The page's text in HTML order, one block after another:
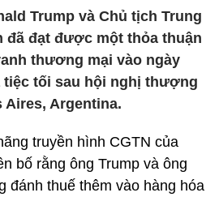
Trump và Chủ tịch Trung
đã đạt được một thỏa thuận
thương mại vào ngày
tiệc tối sau hội nghị thượng
Aires, Argentina.
truyền hình CGTN của
bố rằng ông Trump và ông
đánh thuế thêm vào hàng hóa